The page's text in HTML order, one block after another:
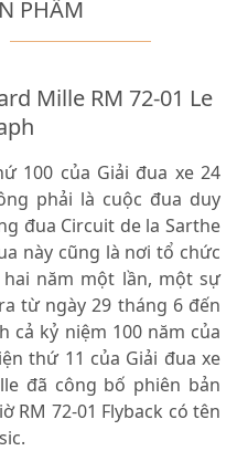
PHẨM
Mille RM 72-01 Le
100 của Giải đua xe 24
phải là cuộc đua duy
đua Circuit de la Sarthe
này cũng là nơi tổ chức
hai năm một lần, một sự
từ ngày 29 tháng 6 đến
cả kỷ niệm 100 năm của
thứ 11 của Giải đua xe
đã công bố phiên bản
RM 72-01 Flyback có tên